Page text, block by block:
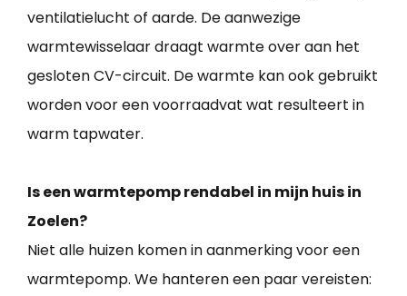
ventilatielucht of aarde. De aanwezige
warmtewisselaar draagt warmte over aan het
gesloten CV-circuit. De warmte kan ook gebruikt
worden voor een voorraadvat wat resulteert in
warm tapwater.
Is een warmtepomp rendabel in mijn huis in
Zoelen?
Niet alle huizen komen in aanmerking voor een
warmtepomp. We hanteren een paar vereisten: